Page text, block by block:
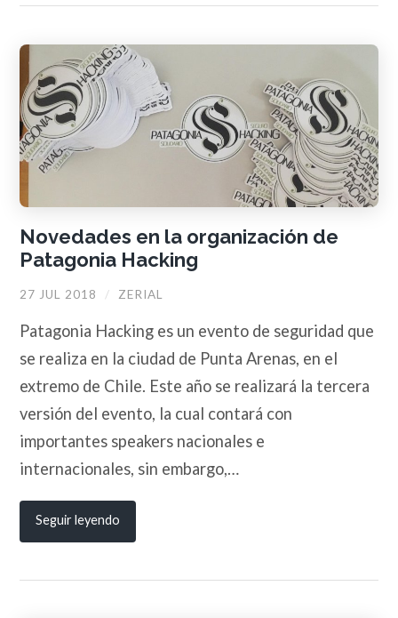
Novedades en la organización de
Patagonia Hacking
27 JUL 2018 / ZERIAL
Patagonia Hacking es un evento de seguridad que
se realiza en la ciudad de Punta Arenas, en el
extremo de Chile. Este año se realizará la tercera
versión del evento, la cual contará con
importantes speakers nacionales e
internacionales, sin embargo,…
Seguir leyendo